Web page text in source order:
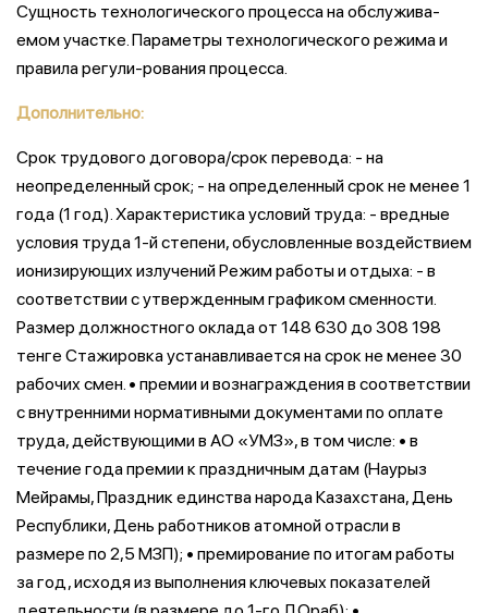
Сущность технологического процесса на обслужива-
емом участке. Параметры технологического режима и
правила регули-рования процесса.
Дополнительно:
Срок трудового договора/срок перевода: - на
неопределенный срок; - на определенный срок не менее 1
года (1 год). Характеристика условий труда: - вредные
условия труда 1-й степени, обусловленные воздействием
ионизирующих излучений Режим работы и отдыха: - в
соответствии с утвержденным графиком сменности.
Размер должностного оклада от 148 630 до 308 198
тенге Стажировка устанавливается на срок не менее 30
рабочих смен. • премии и вознаграждения в соответствии
с внутренними нормативными документами по оплате
труда, действующими в АО «УМЗ», в том числе: • в
течение года премии к праздничным датам (Наурыз
Мейрамы, Праздник единства народа Казахстана, День
Республики, День работников атомной отрасли в
размере по 2,5 МЗП); • премирование по итогам работы
за год, исходя из выполнения ключевых показателей